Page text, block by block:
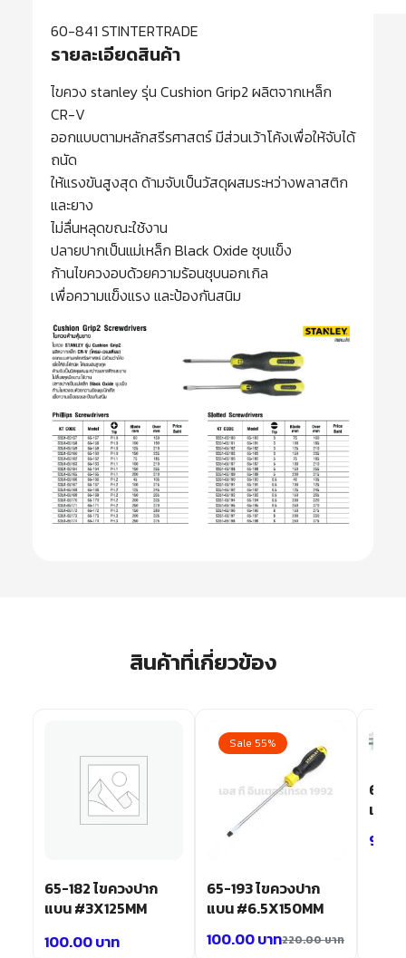
60-841 STINTERTRADE
รายละเอียดสินค้า
ไขควง stanley รุ่น Cushion Grip2 ผลิตจากเหล็ก
CR-V
ออกแบบตามหลักสรีรศาสตร์ มีส่วนเว้าโค้งเพื่อให้จับได้
ถนัด
ให้แรงขันสูงสุด ด้ามจับเป็นวัสดุผสมระหว่างพลาสติก
และยาง
ไม่ลื่นหลุดขณะใช้งาน
ปลายปากเป็นแม่เหล็ก Black Oxide ชุบแข็ง
ก้านไขควงอบด้วยความร้อนชุบนอกเกิล
เพื่อความแข็งแรง และป้องกันสนิม
สินค้าที่เกี่ยวข้อง
65-182 ไขควงปาก
แบน #3X125MM
100.00บาท
Sale 55%
65-193 ไขควงปาก
แบน #6.5X150MM
220.00บาท
100.00บาท
65-
แบน